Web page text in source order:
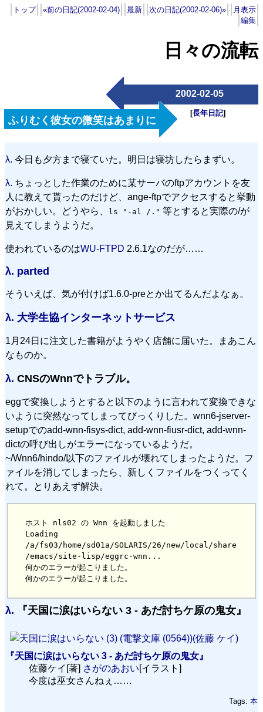
トップ «前の日記(2002-02-04) 最新 次の日記(2002-02-06)»
月表示
編集
日々の流転
2002-02-05
ふりむく彼女の微笑はあまりに
[長年日記]
λ. 今日も夕方まで寝ていた。明日は寝坊したらまずい。
λ. ちょっとした作業のために某サーバのftpアカウントを友
人に教えて貰ったのだけど、ange-ftpでアクセスすると挙動
がおかしい。どうやら、
ls "-al /." 等とすると実際の/が
見えてしまうようだ。
使われているのはWU-FTPD 2.6.1なのだが……
λ. parted
そういえば、気が付けば1.6.0-preとか出てるんだよなぁ。
λ. 大学生協インターネットサービス
1月24日に注文した書籍がようやく店舗に届いた。まあこん
なものか。
λ. CNSのWnnでトラブル。
eggで変換しようとすると以下のように言われて変換できな
いように突然なってしまってびっくりした。wnn6-jserver-
setupでのadd-wnn-fisys-dict, add-wnn-fiusr-dict, add-wnn-
dictの呼び出しがエラーになっているようだ。
~/Wnn6/hindo/以下のファイルが壊れてしまったようだ。フ
ァイルを消してしまったら、新しくファイルをつくってく
れて。とりあえず解決。
ホスト nls02 の Wnn を起動しました
Loading
/a/fs03/home/sd01a/SOLARIS/26/new/local/share
/emacs/site-lisp/eggrc-wnn...
何かのエラーが起こりました。
λ. 『天国に涙はいらない 3 - あだ討ちケ原の鬼女』
『天国に涙はいらない 3 - あだ討ちケ原の鬼女』
佐藤ケイ[著] さがのあおい[イラスト]
今度は巫女さんねぇ……
Tags: 本